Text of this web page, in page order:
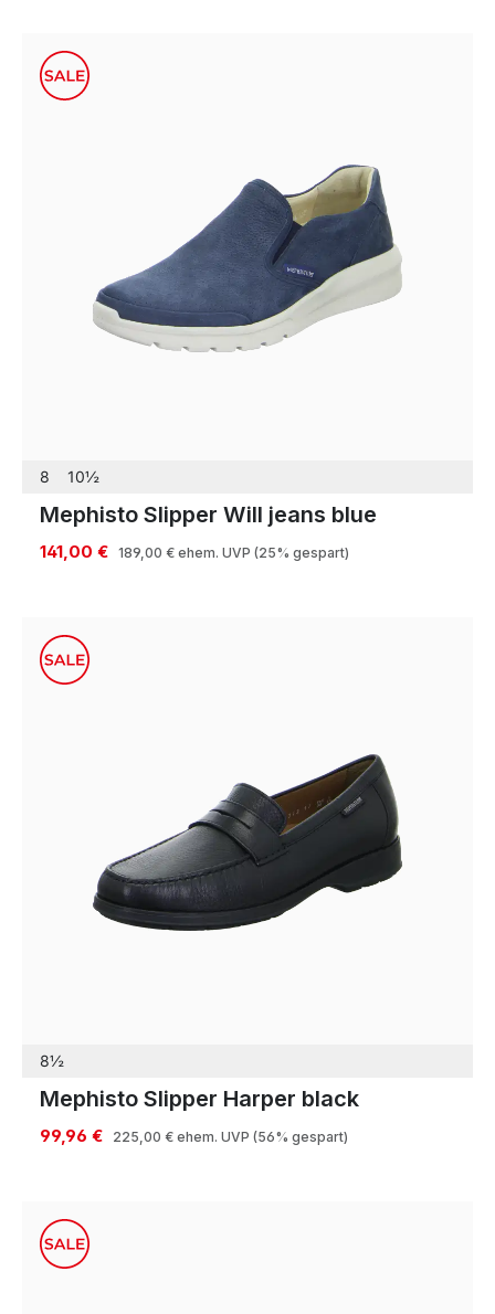
8 10½
Mephisto Slipper Will jeans blue
141,00 € 189,00 € ehem. UVP (25% gespart)
8½
Mephisto Slipper Harper black
99,96 € 225,00 € ehem. UVP (56% gespart)